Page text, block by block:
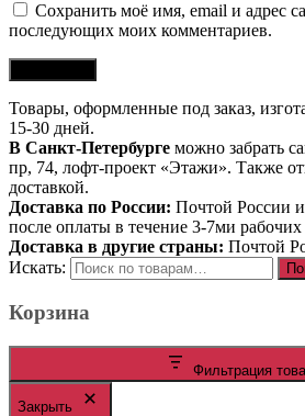
Сохранить моё имя, email и адрес
последующих моих комментариев.
Товары, оформленные под заказ,
15-30 дней.
В Санкт-Петербурге можно забрать
пр, 74, лофт-проект «Этажи». Также
доставкой.
Доставка по России: Почтой России
после оплаты в течение 3-7ми
Доставка в другие страны: Почтой
Искать:
Корзина
Фильтрация
Закрыть